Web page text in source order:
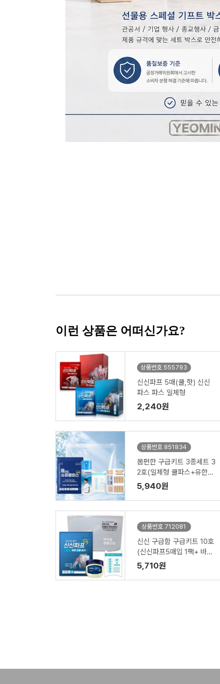
이런 상품은 어떠신가요?
상품번호 555793
신신파프 5매(쿨,핫) 신신
파스 파스 일체형
2,240원
상품번호 851834
몸편한 구급키트 3종세트 3
2호(일체형 쿨파스+유한양
행 손흥민 에어파스+구급밴
드 면봉보급형22p)
5,940원
상품번호 712081
신신 구급함 구급키트 10호
(신신파프5매입 1팩+ 바세
린 50ml+구급밴드세트면
봉22p)
5,710원